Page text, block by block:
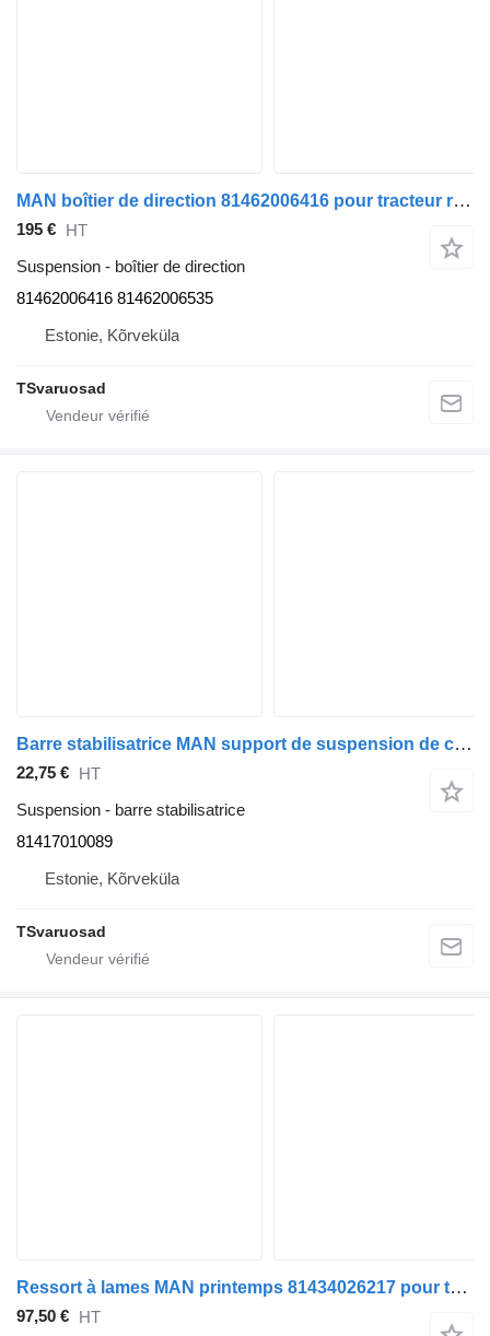
MAN boîtier de direction 81462006416 pour tracteur routier MAN TGA 26.430
195 € HT
Suspension - boîtier de direction
81462006416 81462006535
Estonie, Kõrveküla
TSvaruosad
Barre stabilisatrice MAN support de suspension de cabine 81417010089 pour tracteur routier MAN TGA 26.430
22,75 € HT
Suspension - barre stabilisatrice
81417010089
Estonie, Kõrveküla
TSvaruosad
Ressort à lames MAN printemps 81434026217 pour tracteur routier MAN TGA 26.430
97,50 € HT